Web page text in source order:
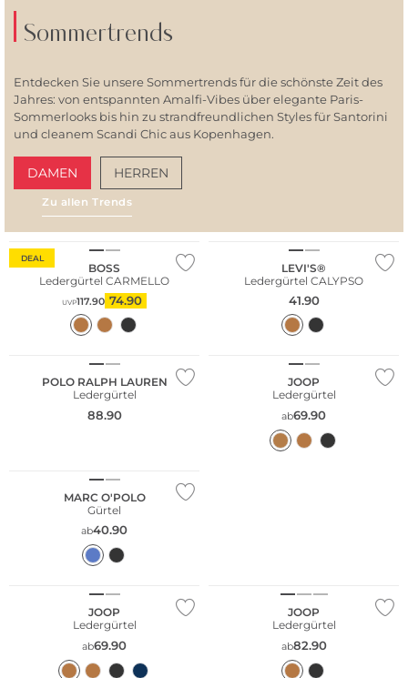
Sommertrends
Entdecken Sie unsere Sommertrends für die schönste Zeit des
Jahres: von entspannten Amalfi-Vibes über elegante Paris-
Sommerlooks bis hin zu strandfreundlichen Styles für Santorini
und cleanem Scandi Chic aus Kopenhagen.
DAMEN HERREN
Zu allen Trends
DEAL
BOSS
Ledergürtel CARMELLO
UVP117.90 74.90
LEVI'S®
Ledergürtel CALYPSO
41.90
POLO RALPH LAUREN
Ledergürtel
88.90
JOOP
Ledergürtel
ab69.90
MARC O'POLO
Gürtel
ab40.90
JOOP
Ledergürtel
ab69.90
JOOP
Ledergürtel
ab82.90